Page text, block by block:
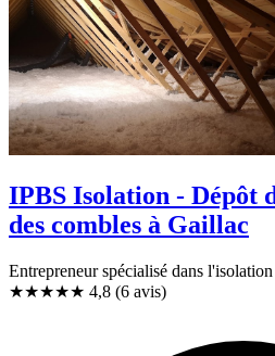
IPBS Isolation -
des combles à Gaillac
Entrepreneur spécialisé dans l'isolation
★★★★★ 4,8 (6 avis)